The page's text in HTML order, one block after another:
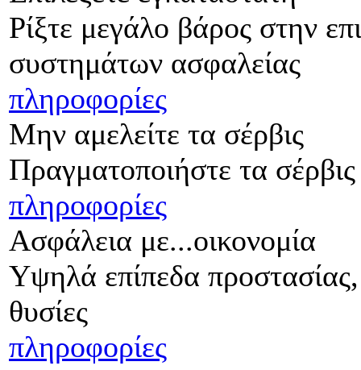
Ρίξτε μεγάλο βάρος στην
συστημάτων ασφαλείας
πληροφορίες
Μην αμελείτε τα σέρβις
Πραγματοποιήστε τα
πληροφορίες
Ασφάλεια με...οικονομία
Υψηλά επίπεδα προστασίας,
θυσίες
πληροφορίες